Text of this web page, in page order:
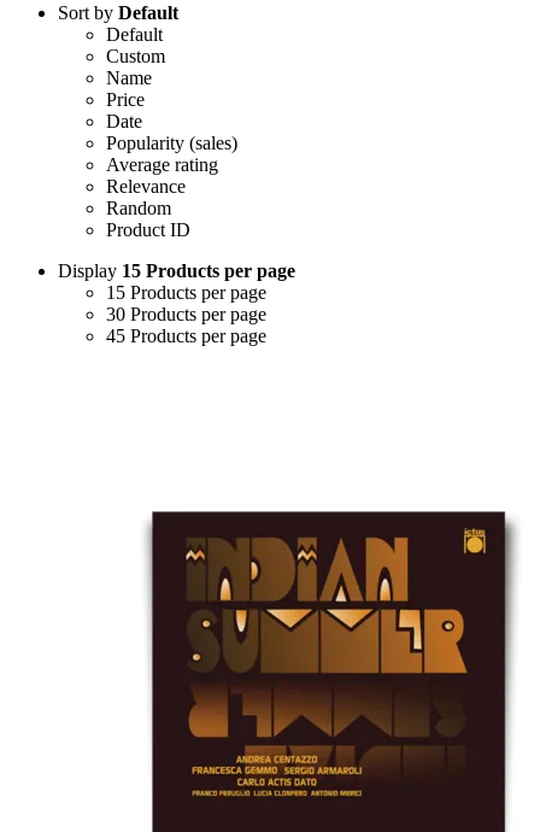
Sort by Default
Default
Custom
Name
Price
Date
Popularity (sales)
Average rating
Relevance
Random
Product ID
Display 15 Products per page
15 Products per page
30 Products per page
45 Products per page